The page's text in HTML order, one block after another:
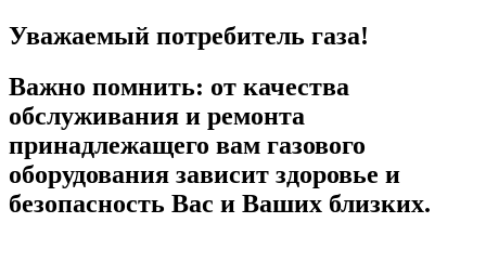
Уважаемый потребитель газа!
Важно помнить: от качества
обслуживания и ремонта
принадлежащего вам газового
оборудования зависит здоровье и
безопасность Вас и Ваших близких.